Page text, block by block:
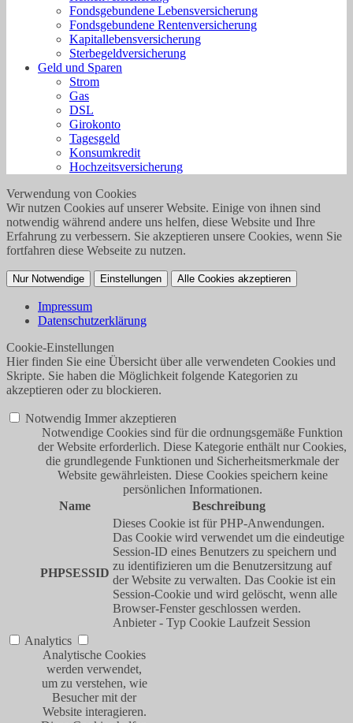
Fondsgebundene Lebensversicherung
Fondsgebundene Rentenversicherung
Kapitallebensversicherung
Sterbegeldversicherung
Geld und Sparen
Strom
Gas
DSL
Girokonto
Tagesgeld
Konsumkredit
Hochzeitsversicherung
Verwendung von Cookies
Wir nutzen Cookies auf unserer Website. Einige von ihnen sind
notwendig während andere uns helfen, diese Website und Ihre
Erfahrung zu verbessern. Sie akzeptieren unsere Cookies, wenn Sie
fortfahren diese Webseite zu nutzen.
Nur Notwendige Einstellungen Alle Cookies akzeptieren
Impressum
Datenschutzerklärung
Cookie-Einstellungen
Hier finden Sie eine Übersicht über alle verwendeten Cookies und
Skripte. Sie haben die Möglichkeit folgende Kategorien zu
akzeptieren oder zu blockieren.
Notwendig Immer akzeptieren
Notwendige Cookies sind für die ordnungsgemäße Funktion
der Website erforderlich. Diese Kategorie enthält nur Cookies,
die grundlegende Funktionen und Sicherheitsmerkmale der
Website gewährleisten. Diese Cookies speichern keine
persönlichen Informationen.
Name
Beschreibung
PHPSESSID
Dieses Cookie ist für PHP-Anwendungen.
Das Cookie wird verwendet um die eindeutige
Session-ID eines Benutzers zu speichern und
zu identifizieren um die Benutzersitzung auf
der Website zu verwalten. Das Cookie ist ein
Session-Cookie und wird gelöscht, wenn alle
Browser-Fenster geschlossen werden.
Anbieter - Typ Cookie Laufzeit Session
Analytics
Analytische Cookies
werden verwendet,
um zu verstehen, wie
Besucher mit der
Website interagieren.